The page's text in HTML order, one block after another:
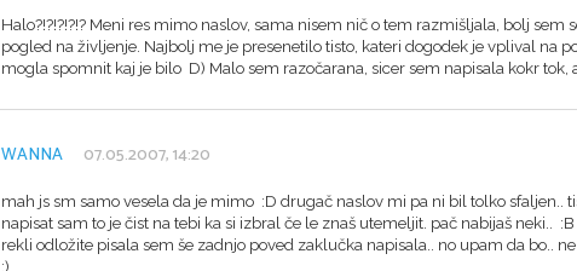
Halo?!?!?!?!? Meni res mimo naslov, sama nisem nič o tem razmišljala, bolj sem
pogled na življenje. Najbolj me je presenetilo tisto, kateri dogodek je vplival na
mogla spomnit kaj je bilo D) Malo sem razočarana, sicer sem napisala kokr tok,
WANNA 07.05.2007, 14:20
mah js sm samo vesela da je mimo :D drugač naslov mi pa ni bil tolko sfaljen..
napisat sam to je čist na tebi ka si izbral če le znaš utemeljit. pač nabijaš neki..
rekli odložite pisala sem še zadnjo poved zaklučka napisala.. no upam da bo.. ne
;)